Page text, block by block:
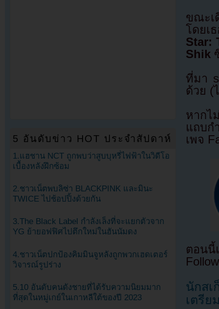
ขณะเ
โดยเ
Star:
Shik
ที่มา
ด้วย (
หากไ
แถบก
เพจ
ตอนนี้
นักสเ
เตรีย
5 อันดับข่าว HOT ประจำสัปดาห์
1.แฮชาน NCT ถูกพบว่าสูบบุหรี่ไฟฟ้าในวิดีโอ
เบื้องหลังฝึกซ้อม
2.ชาวเน็ตพบลิซ่า BLACKPINK และมินะ
TWICE ไปช้อปปิ้งด้วยกัน
3.The Black Label กำลังเล็งที่จะแยกตัวจาก
YG ย้ายอฟฟิศไปตึกใหม่ในฮันนัมดง
4.ชาวเน็ตปกป้องคิมมินจูหลังถูกพวกเฮดเตอร์
วิจารณ์รูปร่าง
5.10 อันดับคนดังชายที่ได้รับความนิยมมาก
ที่สุดในหมู่เกย์ในเกาหลีใต้ของปี 2023